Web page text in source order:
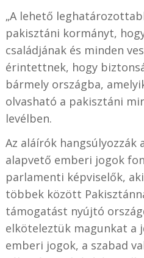
„A lehető
pakisztáni kormányt,
családjának és minden
érintettnek, hogy
bármely országba,
olvasható a pakisztáni
levélben.
Az aláírók hangsúlyozzák
alapvető emberi jogok
parlamenti képviselők,
többek között
támogatást nyújtó
elköteleztük magunkat a
emberi jogok, a szabad